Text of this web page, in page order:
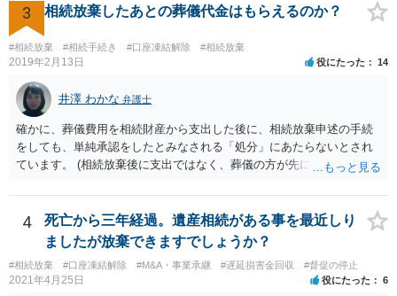
ので できないと思います。
3 相続放棄したあとの葬儀代金はもらえるのか？
#相続放棄 #相続手続き #口座凍結解除 #相続放棄
2019年2月13日 役にたった 14
井澤 わかな 弁護士
確かに、葬儀費用を相続財産から支出した後に、相続放棄申述の手続
をしても、単純承認をしたとみなされる「処分」にあたらないとされ
ています。 (相続放棄後に支出ではなく、葬儀の方が先に来るのが通常
述の手続ということだと思いますが) ただ、葬儀費用ならいくらでもよ
いということではなく、身分相応の、社会的儀式として当然認められ
る程度の金額に留まると考えた方がよいです。 もし、相続人の皆さん
に葬儀費用を支出する経済力がなく、質素な葬儀を行った費用であれ
ば相続財産から支出しても単純承認と認められない可能性が高いの
で、相続放棄申述が受理される可能性も高いと思います。
4
死亡から三年経過。遺産相続がある事を最近しり
ましたが放棄できますでしょうか？
#相続放棄 #口座凍結解除 #M&A・事業承継 #遅延損害金回収 #督促の停止
2021年4月25日 役にたった 6